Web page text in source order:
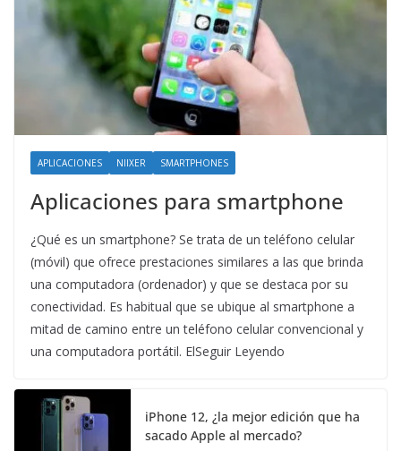
APLICACIONES NIIXER SMARTPHONES
Aplicaciones para smartphone
¿Qué es un smartphone? Se trata de un teléfono celular
(móvil) que ofrece prestaciones similares a las que brinda
una computadora (ordenador) y que se destaca por su
conectividad. Es habitual que se ubique al smartphone a
mitad de camino entre un teléfono celular convencional y
una computadora portátil. ElSeguir Leyendo
iPhone 12, ¿la mejor edición que ha
sacado Apple al mercado?